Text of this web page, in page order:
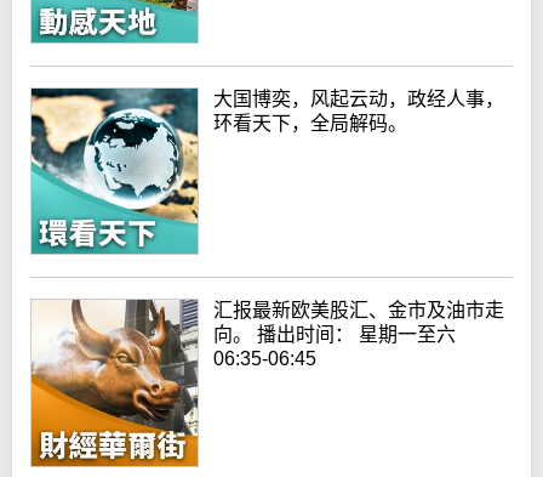
大国博奕，风起云动，政经人事，
环看天下，全局解码。
汇报最新欧美股汇、金市及油市走
向。 播出时间： 星期一至六
06:35-06:45